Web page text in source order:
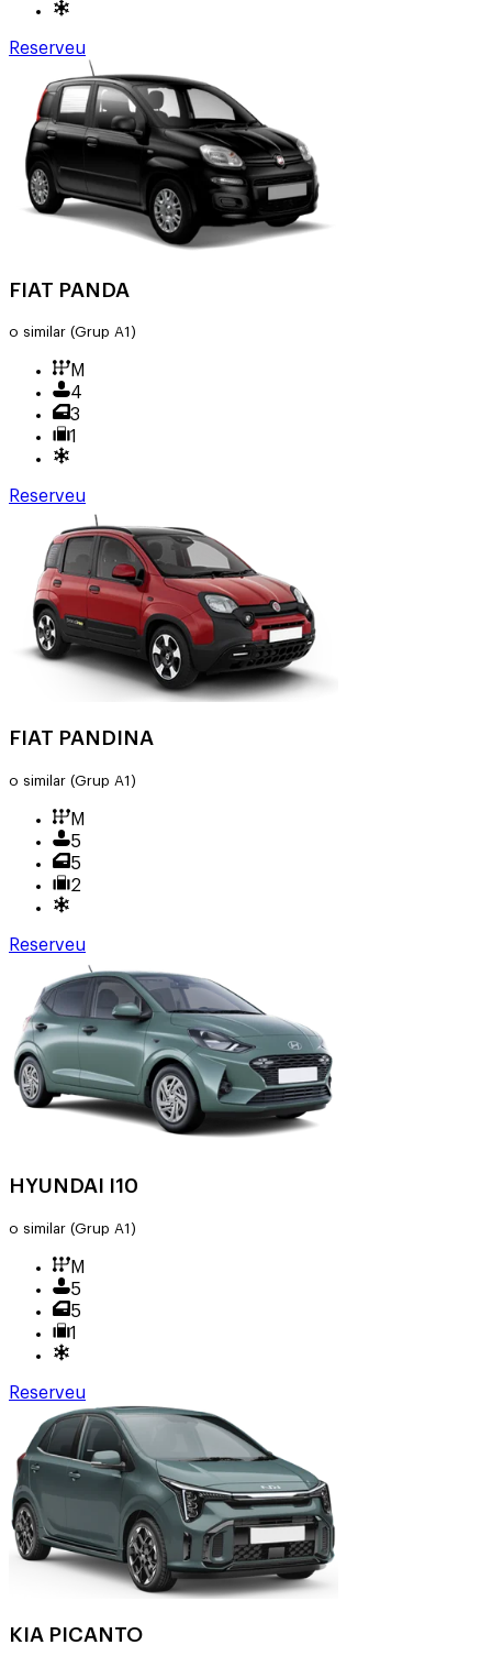
Reserveu
FIAT PANDA
o similar (Grup A1)
M
4
3
1
Reserveu
FIAT PANDINA
o similar (Grup A1)
M
5
5
2
Reserveu
HYUNDAI I10
o similar (Grup A1)
M
5
5
1
Reserveu
KIA PICANTO